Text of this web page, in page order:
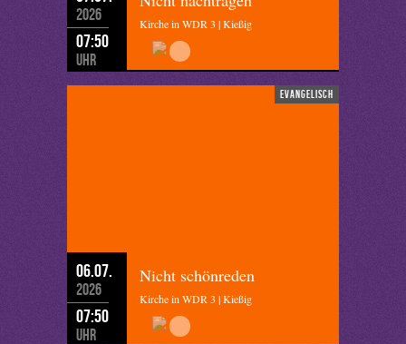
2026
07:50
Uhr
Kirche in WDR 3 | Kießig
evangelisch
06.07.
2026
07:50
Uhr
Nicht schönreden
Kirche in WDR 3 | Kießig